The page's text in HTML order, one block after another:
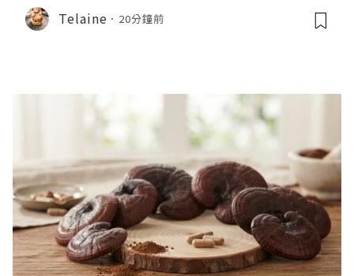
Telaine 20分鐘前